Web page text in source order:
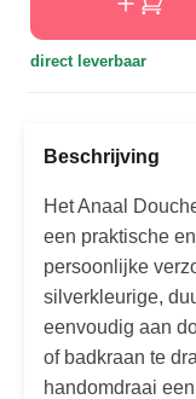
direct leverbaar
Beschrijving
Het Anaal
een praktische
persoonlijke
silverkleurige,
eenvoudig aan
of badkraan te
handomdraai